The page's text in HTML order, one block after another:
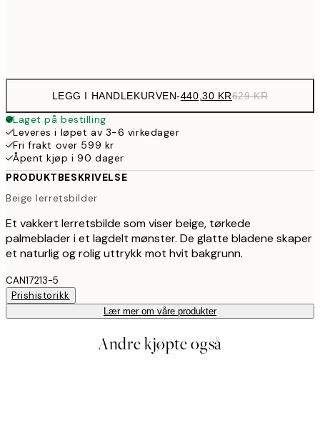
LEGG I HANDLEKURVEN-440,30 KR629 KR
Laget på bestilling
Leveres i løpet av 3-6 virkedager
Fri frakt over 599 kr
Åpent kjøp i 90 dager
PRODUKTBESKRIVELSE
Beige lerretsbilder
Et vakkert lerretsbilde som viser beige, tørkede
palmeblader i et lagdelt mønster. De glatte bladene skaper
et naturlig og rolig uttrykk mot hvit bakgrunn.
CAN17213-5
Prishistorikk
Lær mer om våre produkter
Andre kjøpte også